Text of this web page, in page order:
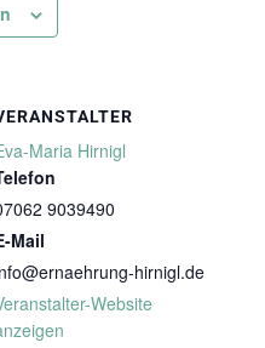
Maria Hirnigl
9039490
Mail
hirnigl.de
Website